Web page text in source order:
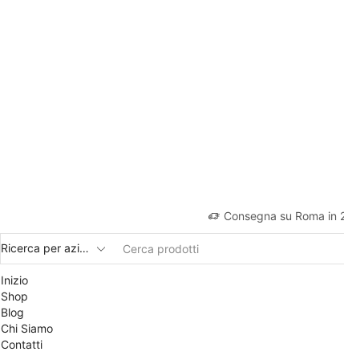
Consegna su Roma in 24h
Inizio
Shop
Blog
Chi Siamo
Contatti